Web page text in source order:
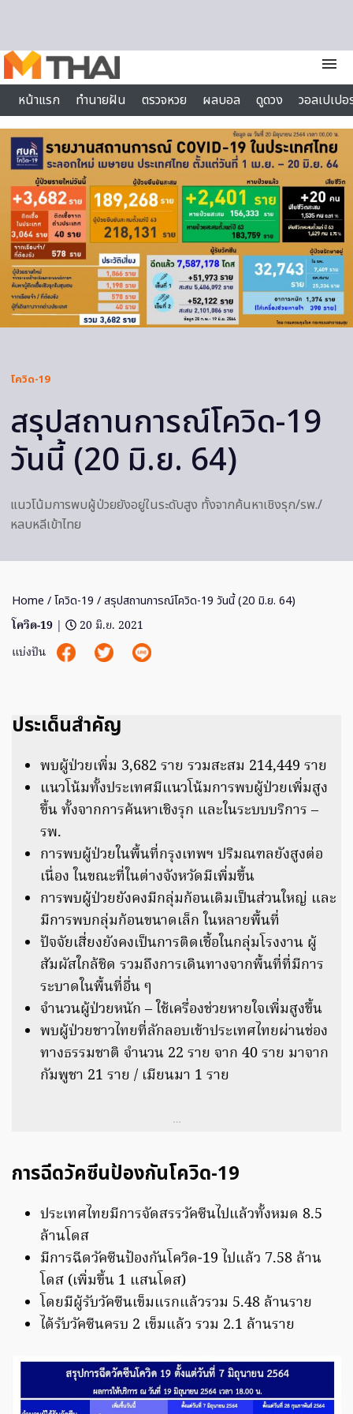
menu
หน้าแรก
ทำนายฝัน ตรวจหวย ผลบอล ดูดวง
วอลเปเป
ไลฟ์สไตล์
โควิด-19
สรุปสถานการณ์โควิด-19
วันนี้ (20 มิ.ย. 64)
แนวโน้มการพบผู้ป่วยยังอยู่ในระดับสูง ทั้งจากค้นหาเชิงรุก/รพ./
หลบหลีเข้าไทย
Home /โควิด-19 / สรุปสถานการณ์โควิด-19 วันนี้ (20 มิ.ย. 64)
โควิด-19 |
20 มิ.ย. 2021
แบ่งปัน
ประเด็นสำคัญ
พบผู้ป่วยเพิ่ม 3,682 ราย รวมสะสม 214,449 ราย
แนวโน้มทั้งประเทศมีแนวโน้มการพบผู้ป่วยเพิ่มสูง
ขึ้น ทั้งจากการค้นหาเชิงรุก และในระบบบริการ –
รพ.
การพบผู้ป่วยในพื้นที่กรุงเทพฯ ปริมณฑลยังสูงต่อ
เนื่อง ในขณะที่ในต่างจังหวัดมีเพิ่มขึ้น
การพบผู้ป่วยยังคงมีกลุ่มก้อนเดิมเป็นส่วนใหญ่ และ
มีการพบกลุ่มก้อนขนาดเล็ก ในหลายพื้นที่
ปัจจัยเสี่ยงยังคงเป็นการติดเชื้อในกลุ่มโรงงาน ผู้
สัมผัสใกล้ชิด รวมถึงการเดินทางจากพื้นที่ที่มีการ
ระบาดในพื้นที่อื่น ๆ
จำนวนผู้ป่วยหนัก – ใช้เครื่องช่วยหายใจเพิ่มสูงขึ้น
พบผู้ป่วยชาวไทยที่ลักลอบเข้าประเทศไทยผ่านช่อง
ทางธรรมชาติ จำนวน 22 ราย จาก 40 ราย มาจาก
กัมพูชา 21 ราย / เมียนมา 1 ราย
…
การฉีดวัคซีนป้องกันโควิด-19
ประเทศไทยมีการจัดสรรวัคซีนไปแล้วทั้งหมด 8.5
ล้านโดส
มีการฉีดวัคซีนป้องกันโควิด-19 ไปแล้ว 7.58 ล้าน
โดส (เพิ่มขึ้น 1 แสนโดส)
โดยมีผู้รับวัคซีนเข็มแรกแล้วรวม 5.48 ล้านราย
ได้รับวัคซีนครบ 2 เข็มแล้ว รวม 2.1 ล้านราย